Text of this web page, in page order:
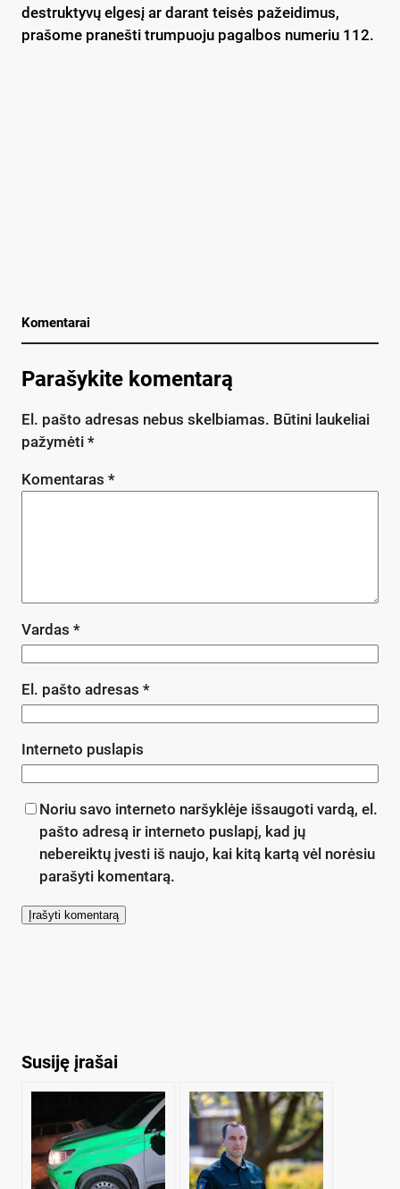
destruktyvų elgesį ar darant teisės pažeidimus,
prašome pranešti trumpuoju pagalbos numeriu 112.
Komentarai
Parašykite komentarą
El. pašto adresas nebus skelbiamas. Būtini laukeliai
pažymėti *
Komentaras *
Vardas *
El. pašto adresas *
Interneto puslapis
Noriu savo interneto naršyklėje išsaugoti vardą, el.
pašto adresą ir interneto puslapį, kad jų
nebereiktų įvesti iš naujo, kai kitą kartą vėl norėsiu
parašyti komentarą.
Susiję įrašai